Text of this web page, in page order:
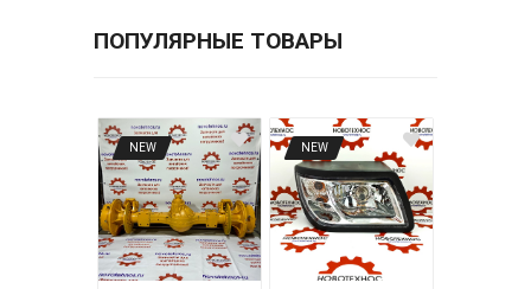
ПОПУЛЯРНЫЕ ТОВАРЫ
NEW NEW